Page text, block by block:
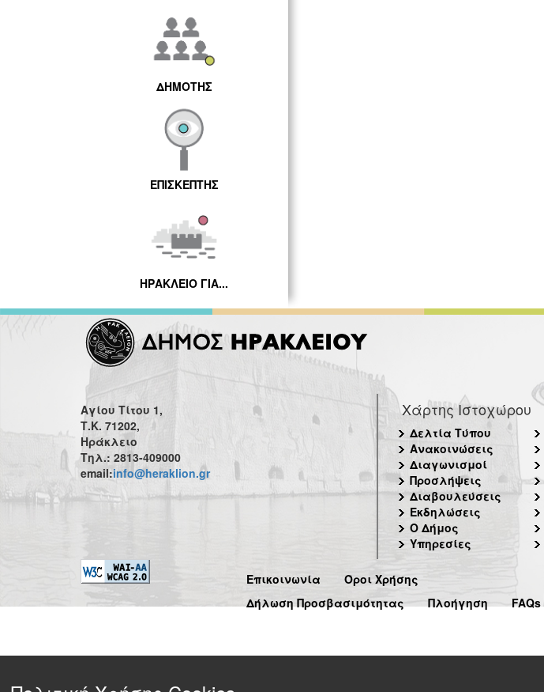
ΔΗΜΟΤΗΣ
ΕΠΙΣΚΕΠΤΗΣ
ΗΡΑΚΛΕΙΟ ΓΙΑ...
Αγίου Τίτου 1,
Τ.Κ. 71202,
Ηράκλειο
Τηλ.: 2813-409000
email:info@heraklion.gr
Χάρτης Ιστοχώρου
Δελτία Τύπου
Ανακοινώσεις
Διαγωνισμοί
Προσλήψεις
Διαβουλεύσεις
Εκδηλώσεις
Ο Δήμος
Υπηρεσίες
Επικοινωνία
Όροι Χρήσης
Δήλωση Προσβασιμότητας
Πλοήγηση FAQs